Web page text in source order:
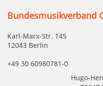
Bundesmusikverband
Karl-Marx-Str. 145
12043 Berlin
+49 30 60980781-0
Hugo-